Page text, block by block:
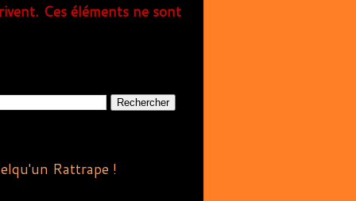
Ces éléments ne sont
Rattrape !